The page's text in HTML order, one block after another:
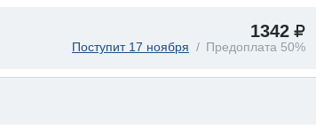
1342
Поступит 17 ноября Предоплата 50%